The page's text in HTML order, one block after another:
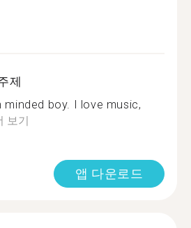
제
minded boy. I love music,
보기
앱 다운로드